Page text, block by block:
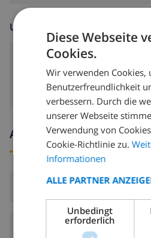
UNTERHALTUNG
Satellitenfernsehen
Ankunfts- und
Ankunft:Ab
Abreise:
Diese Webseite
Cookies.
Wir verwenden Cookies,
Benutzerfreundlichkeit
verbessern. Durch die
unserer Webseite
Verwendung von
Cookie-Richtlinie zu.
Informationen
ALLE PARTNER
Unbedingt
erforderlich